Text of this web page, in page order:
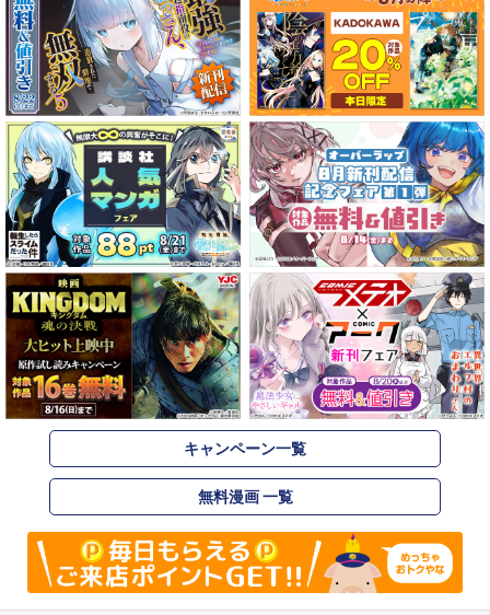
キャンペーン一覧
無料漫画 一覧